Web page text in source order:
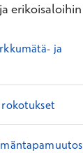
erikoisaloihin
ja